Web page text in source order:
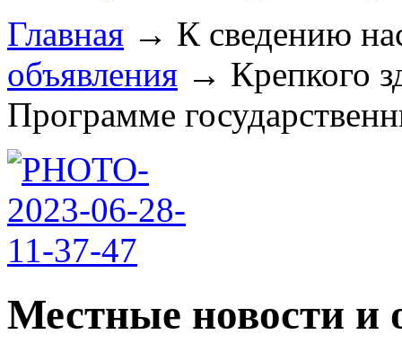
Главная → К сведению
объявления → Крепкого
Программе
Местные новости и